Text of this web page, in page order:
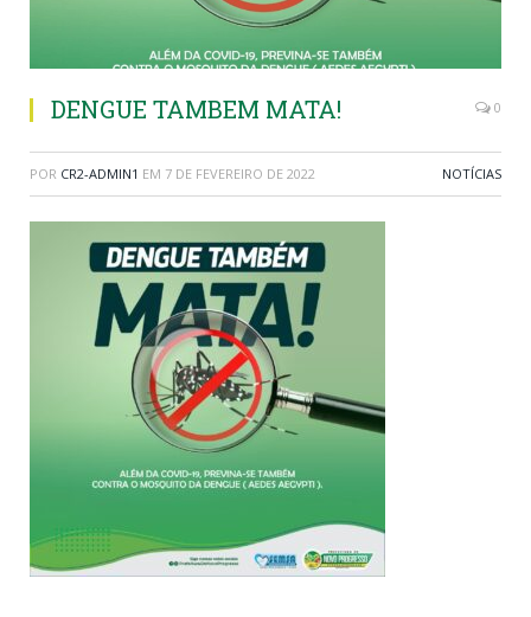
DENGUE TAMBEM MATA! 0
POR CR2-ADMIN1 EM 7 DE FEVEREIRO DE 2022 NOTÍCIAS